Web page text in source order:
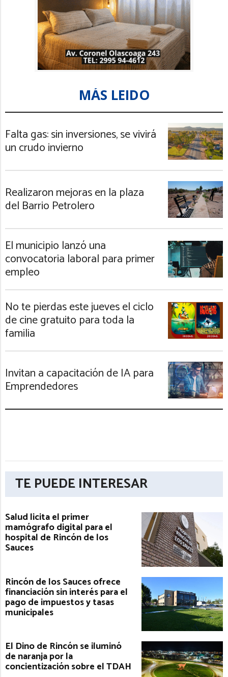
MÁS LEIDO
Falta gas: sin inversiones, se vivirá
un crudo invierno
Realizaron mejoras en la plaza
del Barrio Petrolero
El municipio lanzó una
convocatoria laboral para primer
empleo
No te pierdas este jueves el ciclo
de cine gratuito para toda la
familia
Invitan a capacitación de IA para
Emprendedores
TE PUEDE INTERESAR
Salud licita el primer
mamógrafo digital para el
hospital de Rincón de los
Sauces
Rincón de los Sauces ofrece
financiación sin interés para el
pago de impuestos y tasas
municipales
El Dino de Rincón se iluminó
de naranja por la
concientización sobre el TDAH